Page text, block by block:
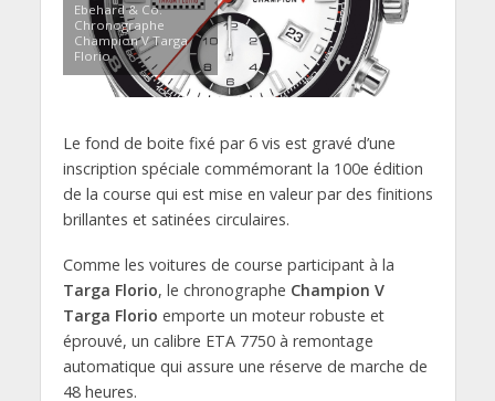
Ebehard & Co.
Chronographe
Champion V Targa
Florio
Le fond de boite fixé par 6 vis est gravé d’une
inscription spéciale commémorant la 100e édition
de la course qui est mise en valeur par des finitions
brillantes et satinées circulaires.
Comme les voitures de course participant à la
Targa Florio, le chronographe Champion V
Targa Florio emporte un moteur robuste et
éprouvé, un calibre ETA 7750 à remontage
automatique qui assure une réserve de marche de
48 heures.